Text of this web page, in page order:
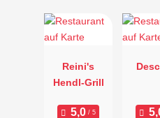
Reini's
Hendl-Grill